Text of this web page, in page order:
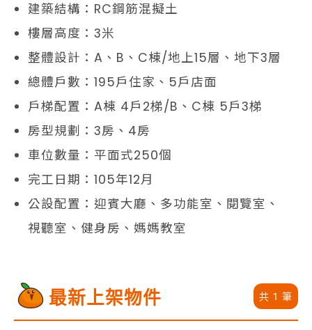
建築結構：RC鋼筋混擬土
樓層高度：3米
整體設計：A、B、C棟/地上15層、地下3層
總體戶數：195戶住家、5戶店面
戶梯配置：A棟 4戶2梯/B、C棟 5戶3梯
房型規劃：3房、4房
車位數量：平面式250個
完工日期：105年12月
公設配置：迎賓大廳、多功能室、閱覽室、
視聽室、健身房、媽媽教室
最新上架物件 共 1 筆